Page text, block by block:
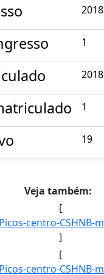
2018
1
2018
1
19
Veja também:
[
]
[